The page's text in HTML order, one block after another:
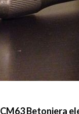
CM63 Betoniera